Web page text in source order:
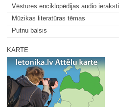
Vēstures enciklopēdijas audio ieraksti
Mūzikas literatūras tēmas
Putnu balsis
KARTE